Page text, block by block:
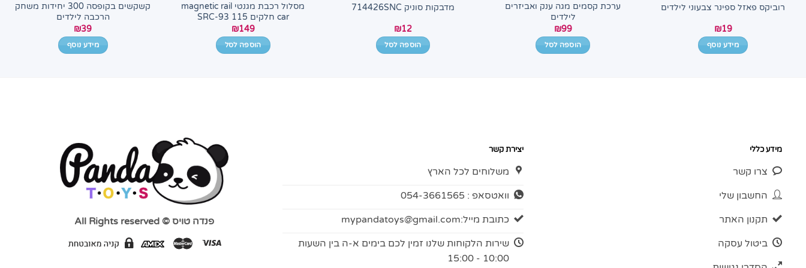
רוביקס פאזל ספינר צבעוני לילדים
₪19
מידע נוסף
ערכת קסמים מגה ענק ואביזרים
לילדים
₪99
הוספה לסל
מדבקות סוניק 714426SNC
₪12
הוספה לסל
מסלול רכבת מגנטי magnetic rail
car חלקים 115 SRC-93
₪149
הוספה לסל
קשקשים בקופסה 300 יחידות משחק
הרכבה לילדים
₪39
מידע נוסף
מידע כללי
צרו קשר
החשבון שלי
תקנון האתר
ביטול עסקה
יצירת קשר
משלוחים לכל הארץ
וואטסאפ : 054-3661565
כתובת מייל:mypandatoys@gmail.com
שירות הלקוחות שלנו זמין לכם בימים א-ה בין השעות
10:00 - 15:00
פנדה טויס © All Rights reserved